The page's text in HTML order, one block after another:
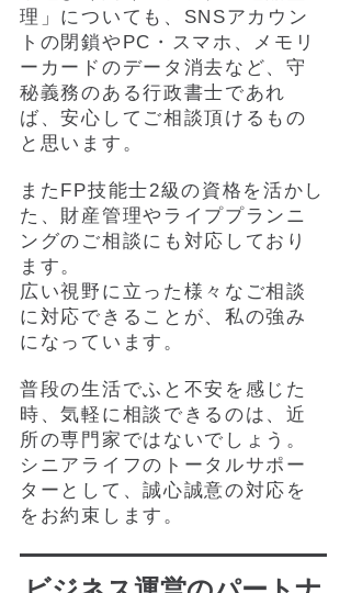
理」についても、SNSアカウン
トの閉鎖やPC・スマホ、メモリ
ーカードのデータ消去など、守
秘義務のある行政書士であれ
ば、安心してご相談頂けるもの
と思います。
またFP技能士2級の資格を活かし
た、財産管理やライププランニ
ングのご相談にも対応しており
ます。
広い視野に立った様々なご相談
に対応できることが、私の強み
になっています。
普段の生活でふと不安を感じた
時、気軽に相談できるのは、近
所の専門家ではないでしょう。
シニアライフのトータルサポー
ターとして、誠心誠意の対応を
をお約束します。